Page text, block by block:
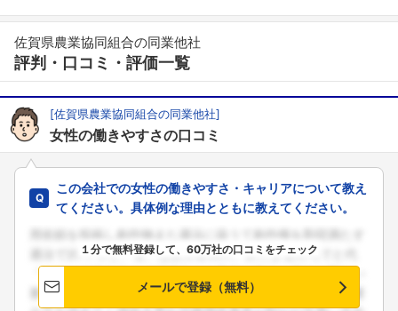
佐賀県農業協同組合の同業他社
評判・口コミ・評価一覧
[佐賀県農業協同組合の同業他社]
女性の働きやすさの口コミ
この会社での女性の働きやすさ・キャリアについて教え
てください。具体例な理由とともに教えてください。
１分で無料登録して、60万社の口コミをチェック
メールで登録（無料）